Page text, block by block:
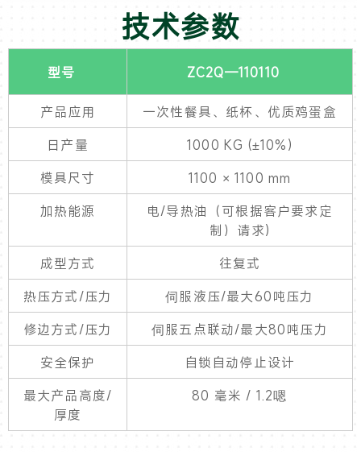
技术参数
型号 ZC2Q—110110
产​​品应用
一次性餐具、纸杯、优质鸡蛋盒
日产量
1000 KG (±10%)
模具尺寸
1100 × 1100 mm
加热能源
电/导热油（可根据客户要求定
制）请求)
成型方式
往复式
热压方式/压力
伺服液压/最大60吨压力
修边方式/压力
伺服五点联动/最大80吨压力
安全保护
自锁自动停止设计
最大产品高度/
厚度
80 毫米 / 1.2嗯